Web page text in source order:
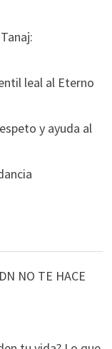
leal al Eterno
y ayuda al
NO TE HACE